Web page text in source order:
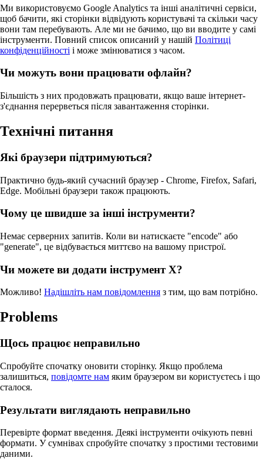
Ми використовуємо Google Analytics та інші аналітичні сервіси,
щоб бачити, які сторінки відвідують користувачі та скільки часу
вони там перебувають. Але ми не бачимо, що ви вводите у самі
інструменти. Повний список описаний у нашій Політиці
конфіденційності і може змінюватися з часом.
Чи можуть вони працювати офлайн?
Більшість з них продовжать працювати, якщо ваше інтернет-
з'єднання перерветься після завантаження сторінки.
Технічні питання
Які браузери підтримуються?
Практично будь-який сучасний браузер - Chrome, Firefox, Safari,
Edge. Мобільні браузери також працюють.
Чому це швидше за інші інструменти?
Немає серверних запитів. Коли ви натискаєте "encode" або
"generate", це відбувається миттєво на вашому пристрої.
Чи можете ви додати інструмент X?
Можливо! Надішліть нам повідомлення з тим, що вам потрібно.
Problems
Щось працює неправильно
Спробуйте спочатку оновити сторінку. Якщо проблема
залишиться, повідомте нам яким браузером ви користуєтесь і що
сталося.
Результати виглядають неправильно
Перевірте формат введення. Деякі інструменти очікують певні
формати. У сумнівах спробуйте спочатку з простими тестовими
даними.